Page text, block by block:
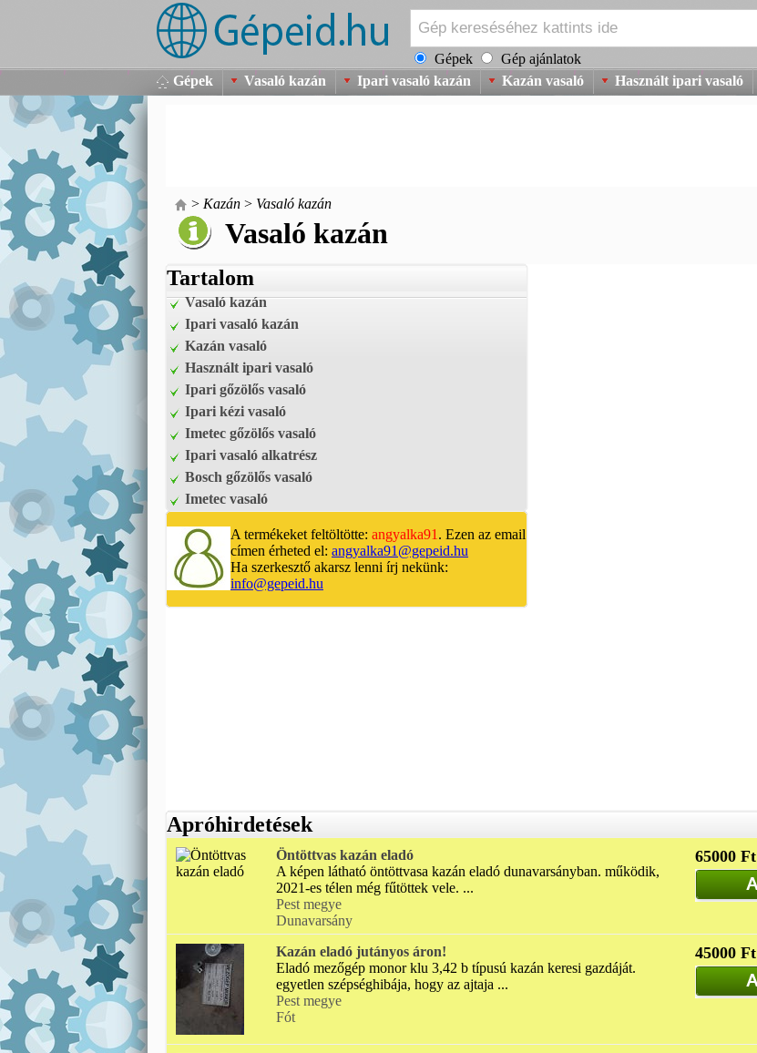
Gépek Gép ajánlatok
Gépek Vasaló kazán Ipari vasaló kazán Kazán vasaló Használt ipari vasaló
> Kazán > Vasaló kazán
Vasaló kazán
Tartalom
Vasaló kazán
Ipari vasaló kazán
Kazán vasaló
Használt ipari vasaló
Ipari gőzölős vasaló
Ipari kézi vasaló
Imetec gőzölős vasaló
Ipari vasaló alkatrész
Bosch gőzölős vasaló
Imetec vasaló
A termékeket feltöltötte: angyalka91 . Ezen az email
címen érheted el: angyalka91@gepeid.hu
Ha szerkesztő akarsz lenni írj nekünk:
info@gepeid.hu
Apróhirdetések
Öntöttvas kazán eladó
A képen látható öntöttvasa kazán eladó dunavarsányban. működik,
2021-es télen még fűtöttek vele. ...
Pest megye
Dunavarsány
65000 Ft
Kazán eladó jutányos áron!
Eladó mezőgép monor klu 3,42 b típusú kazán keresi gazdáját.
egyetlen szépséghibája, hogy az ajtaja ...
Pest megye
Fót
45000 Ft